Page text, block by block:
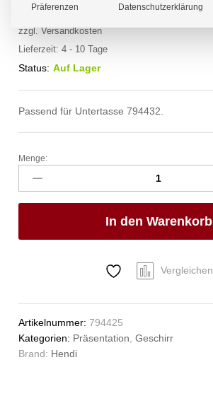
zzgl.Versandkosten
Lieferzeit:4 - 10 Tage
Status: Auf Lager
Passend für Untertasse 794432.
Espresso-
Tasse,
HENDI,
0,09L,
Anzahl
Menge:
In den Warenkorb
Vergleichen
Artikelnummer:794425
Kategorien: Präsentation ,Geschirr
Brand: Hendi
Präferenzen Datenschutzerklärung